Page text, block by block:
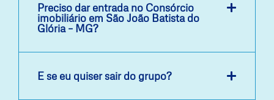
Preciso dar entrada no Consórcio
imobiliário em São João Batista do
Glória – MG?
E se eu quiser sair do grupo?